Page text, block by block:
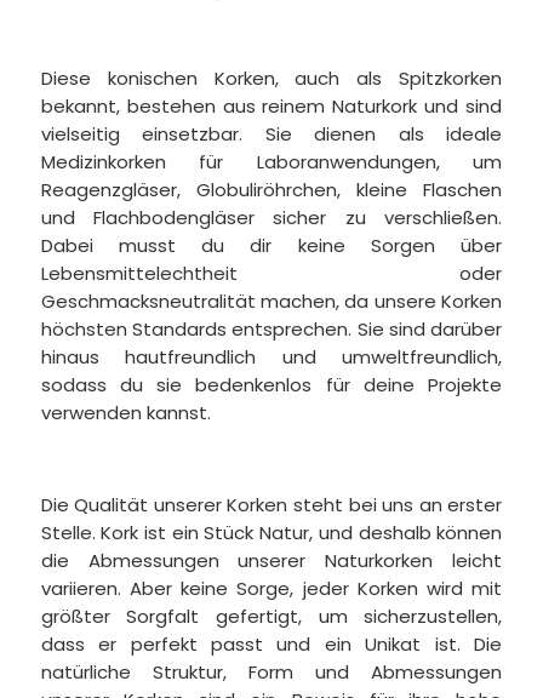
Diese konischen Korken, auch als Spitzkorken
bekannt, bestehen aus reinem Naturkork und sind
vielseitig einsetzbar. Sie dienen als ideale
Medizinkorken für Laboranwendungen, um
Reagenzgläser, Globuliröhrchen, kleine Flaschen
und Flachbodengläser sicher zu verschließen.
Dabei musst du dir keine Sorgen über
Lebensmittelechtheit oder
Geschmacksneutralität machen, da unsere Korken
höchsten Standards entsprechen. Sie sind darüber
hinaus hautfreundlich und umweltfreundlich,
sodass du sie bedenkenlos für deine Projekte
verwenden kannst.
Die Qualität unserer Korken steht bei uns an erster
Stelle. Kork ist ein Stück Natur, und deshalb können
die Abmessungen unserer Naturkorken leicht
variieren. Aber keine Sorge, jeder Korken wird mit
größter Sorgfalt gefertigt, um sicherzustellen,
dass er perfekt passt und ein Unikat ist. Die
natürliche Struktur, Form und Abmessungen